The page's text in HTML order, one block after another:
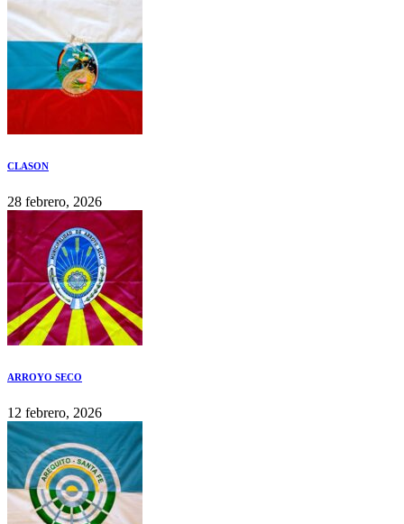
CLASON
28 febrero, 2026
ARROYO SECO
12 febrero, 2026